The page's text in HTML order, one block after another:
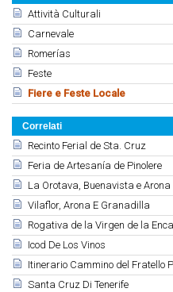
Attività Culturali
Carnevale
Romerías
Feste
Fiere e Feste Locale
Correlati
Recinto Ferial de Sta. Cruz
Feria de Artesanía de Pinolere
La Orotava, Buenavista e Arona
Vilaflor, Arona E Granadilla
Rogativa de la Virgen de la
Icod De Los Vinos
Itinerario Cammino del Fratello
Santa Cruz Di Tenerife